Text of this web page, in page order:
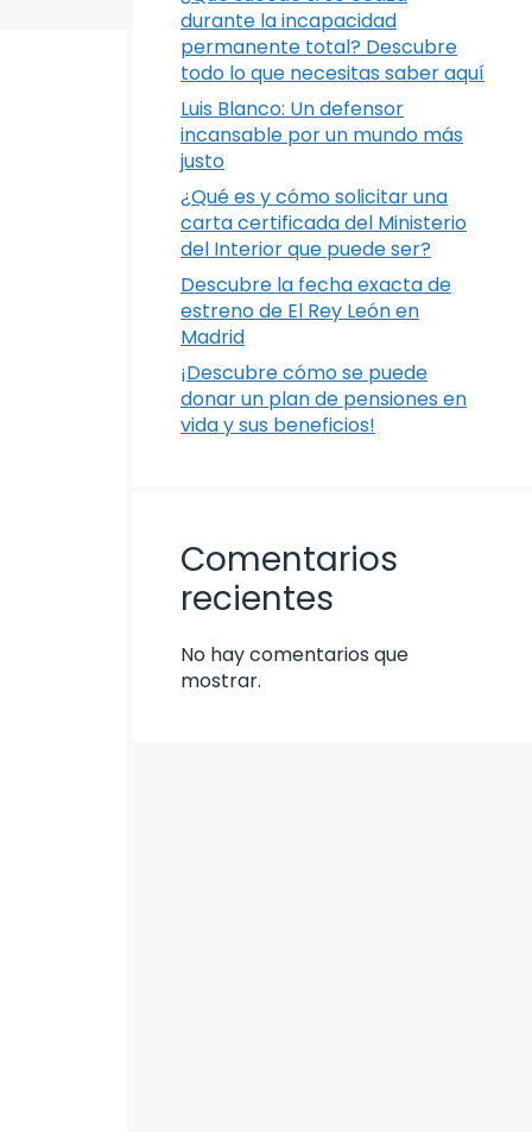
durante la incapacidad
permanente total? Descubre
todo lo que necesitas saber aquí
Luis Blanco: Un defensor
incansable por un mundo más
justo
¿Qué es y cómo solicitar una
carta certificada del Ministerio
del Interior que puede ser?
Descubre la fecha exacta de
estreno de El Rey León en
Madrid
¡Descubre cómo se puede
donar un plan de pensiones en
vida y sus beneficios!
Comentarios
recientes
No hay comentarios que
mostrar.